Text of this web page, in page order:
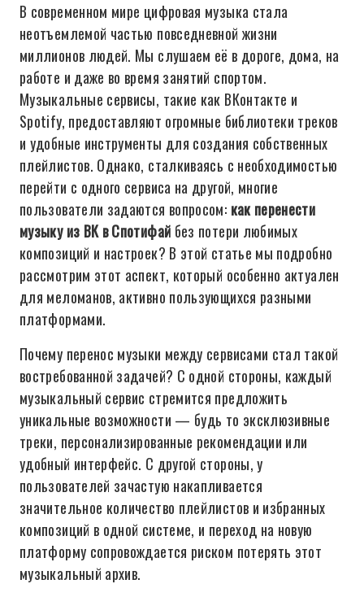
В современном мире цифровая музыка стала
неотъемлемой частью повседневной жизни
миллионов людей. Мы слушаем её в дороге, дома, на
работе и даже во время занятий спортом.
Музыкальные сервисы, такие как ВКонтакте и
Spotify, предоставляют огромные библиотеки треков
и удобные инструменты для создания собственных
плейлистов. Однако, сталкиваясь с необходимостью
перейти с одного сервиса на другой, многие
пользователи задаются вопросом: как перенести
музыку из ВК в Спотифай без потери любимых
композиций и настроек? В этой статье мы подробно
рассмотрим этот аспект, который особенно актуален
для меломанов, активно пользующихся разными
платформами.
Почему перенос музыки между сервисами стал такой
востребованной задачей? С одной стороны, каждый
музыкальный сервис стремится предложить
уникальные возможности — будь то эксклюзивные
треки, персонализированные рекомендации или
удобный интерфейс. С другой стороны, у
пользователей зачастую накапливается
значительное количество плейлистов и избранных
композиций в одной системе, и переход на новую
платформу сопровождается риском потерять этот
музыкальный архив.